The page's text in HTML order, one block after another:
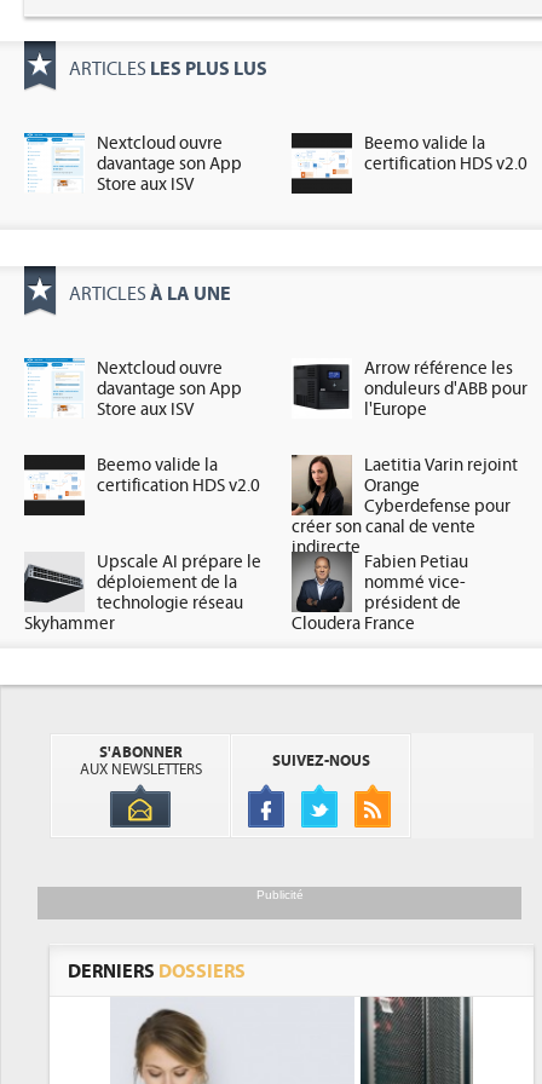
ARTICLES LES PLUS LUS
Nextcloud ouvre
davantage son App
Store aux ISV
Beemo valide la
certification HDS v2.0
ARTICLES À LA UNE
Nextcloud ouvre
davantage son App
Store aux ISV
Arrow référence les
onduleurs d'ABB pour
l'Europe
Beemo valide la
certification HDS v2.0
Laetitia Varin rejoint
Orange
Cyberdefense pour
créer son canal de vente
indirecte
Upscale AI prépare le
déploiement de la
technologie réseau
Skyhammer
Fabien Petiau
nommé vice-
président de
Cloudera France
S'ABONNER
AUX NEWSLETTERS
SUIVEZ-NOUS
Publicité
DERNIERS DOSSIERS